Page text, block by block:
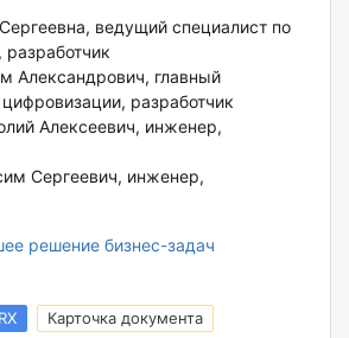
ведущий специалист по
Александрович, главный
разработчик
Алексеевич, инженер,
Сергеевич, инженер,
решение бизнес-задач
Карточка документа